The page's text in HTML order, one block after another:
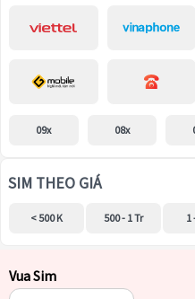
09x 08x
SIM THEO GIÁ
< 500 K 500 - 1 Tr 1
Vua Sim